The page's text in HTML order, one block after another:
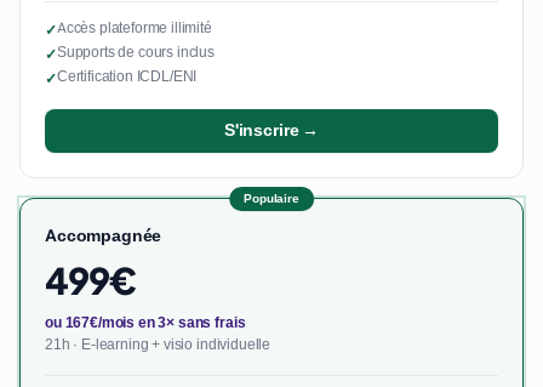
✓Accès plateforme illimité
✓Supports de cours inclus
✓Certification ICDL/ENI
S'inscrire →
Populaire
Accompagnée
499€
ou 167€/mois en 3× sans frais
21h · E-learning + visio individuelle